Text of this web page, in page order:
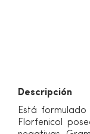
Descripción
Está
Florfenicol